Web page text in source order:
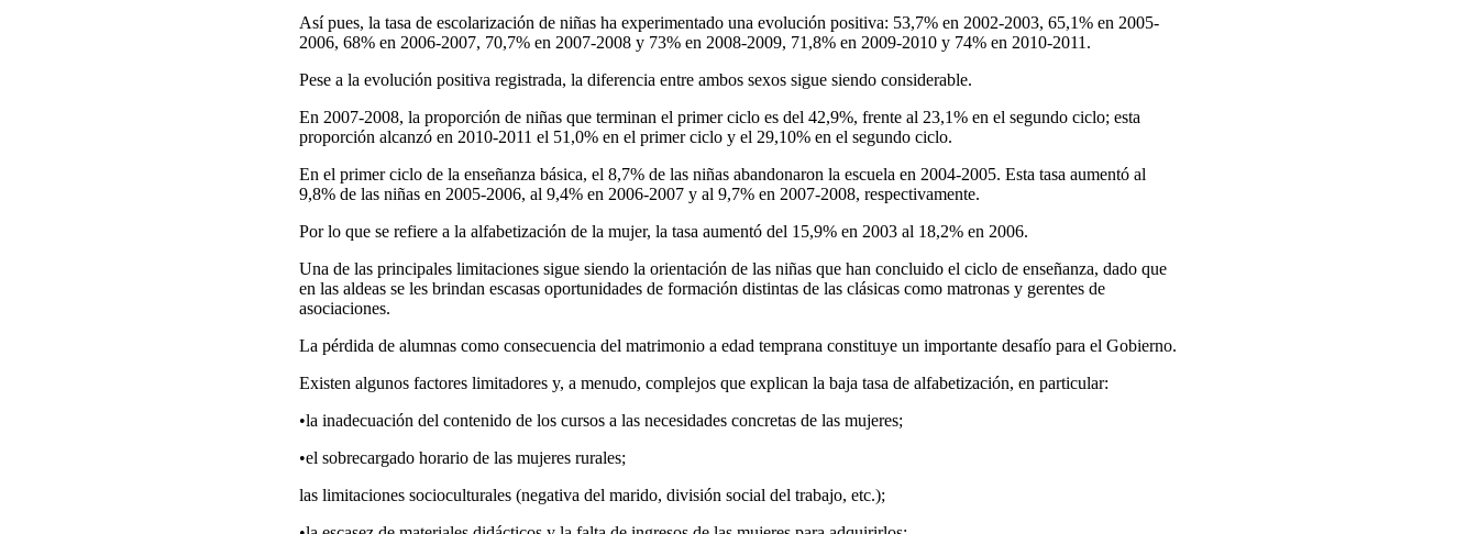
Así pues, la tasa de escolarización de niñas ha experimentado una evolución positiva: 53,7% en 2002-2003, 65,1% en 2005-
2006, 68% en 2006-2007, 70,7% en 2007-2008 y 73% en 2008-2009, 71,8% en 2009-2010 y 74% en 2010-2011.
Pese a la evolución positiva registrada, la diferencia entre ambos sexos sigue siendo considerable.
En 2007-2008, la proporción de niñas que terminan el primer ciclo es del 42,9%, frente al 23,1% en el segundo ciclo; esta
proporción alcanzó en 2010-2011 el 51,0% en el primer ciclo y el 29,10% en el segundo ciclo.
En el primer ciclo de la enseñanza básica, el 8,7% de las niñas abandonaron la escuela en 2004-2005. Esta tasa aumentó al
9,8% de las niñas en 2005-2006, al 9,4% en 2006-2007 y al 9,7% en 2007-2008, respectivamente.
Por lo que se refiere a la alfabetización de la mujer, la tasa aumentó del 15,9% en 2003 al 18,2% en 2006.
Una de las principales limitaciones sigue siendo la orientación de las niñas que han concluido el ciclo de enseñanza, dado que
en las aldeas se les brindan escasas oportunidades de formación distintas de las clásicas como matronas y gerentes de
asociaciones.
La pérdida de alumnas como consecuencia del matrimonio a edad temprana constituye un importante desafío para el Gobierno.
Existen algunos factores limitadores y, a menudo, complejos que explican la baja tasa de alfabetización, en particular:
•la inadecuación del contenido de los cursos a las necesidades concretas de las mujeres;
•el sobrecargado horario de las mujeres rurales;
las limitaciones socioculturales (negativa del marido, división social del trabajo, etc.);